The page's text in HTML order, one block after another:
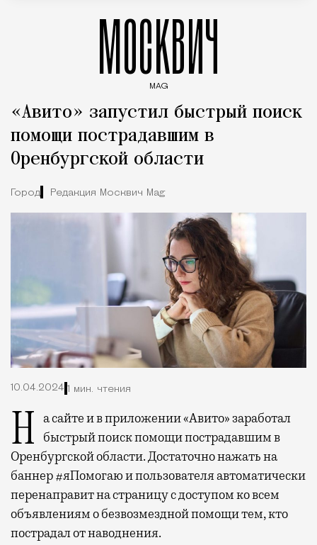
МОСКВИЧ
MAG
«Авито» запустил быстрый поиск
помощи пострадавшим в
Оренбургской области
Город Редакция Москвич Mag
10.04.2024 1 мин. чтения
На сайте и в приложении «Авито» заработал
быстрый поиск помощи пострадавшим в
Оренбургской области. Достаточно нажать на
баннер #яПомогаю и пользователя автоматически
перенаправит на страницу с доступом ко всем
объявлениям о безвозмездной помощи тем, кто
пострадал от наводнения.